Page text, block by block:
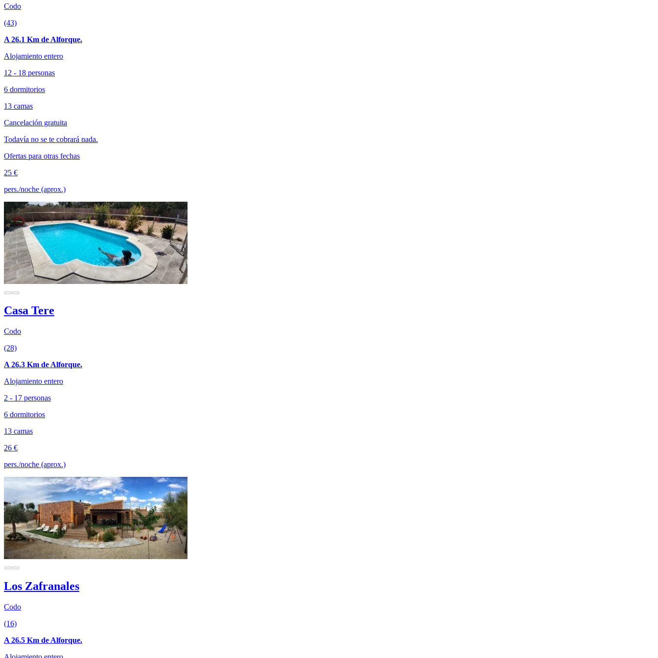
Codo
(43)
A 26.1 Km de Alforque.
Alojamiento entero
12 - 18 personas
6 dormitorios
13 camas
Cancelación gratuita
Todavía no se te cobrará nada.
Ofertas para otras fechas
25 €
pers./noche (aprox.)
Casa Tere
Codo
(28)
A 26.3 Km de Alforque.
Alojamiento entero
2 - 17 personas
6 dormitorios
13 camas
26 €
pers./noche (aprox.)
Los Zafranales
Codo
(16)
A 26.5 Km de Alforque.